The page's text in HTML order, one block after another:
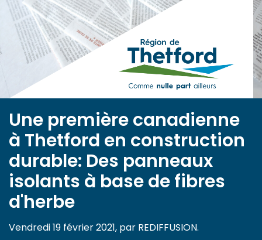
submenu (Documentation )
Une première canadienne
à Thetford en construction
durable: Des panneaux
isolants à base de fibres
d'herbe
Vendredi 19 février 2021, par REDIFFUSION.